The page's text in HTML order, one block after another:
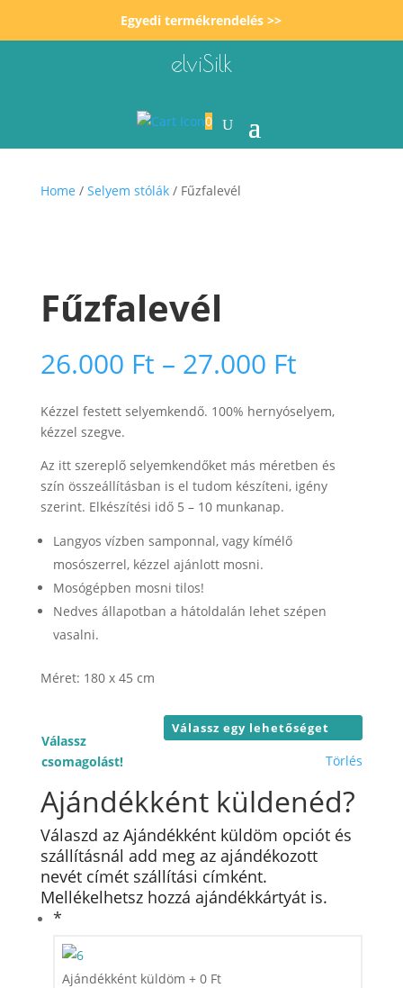
Egyedi termékrendelés >>
elviSilk
0
Home / Selyem stólák/ Fűzfalevél
Fűzfalevél
26.000 Ft – 27.000 Ft
26.000
-
27.000
Kézzel festett selyemkendő. 100% hernyóselyem,
kézzel szegve.
Az itt szereplő selyemkendőket más méretben és
szín összeállításban is el tudom készíteni, igény
szerint. Elkészítési idő 5 – 10 munkanap.
Langyos vízben samponnal, vagy kímélő
mosószerrel, kézzel ajánlott mosni.
Mosógépben mosni tilos!
Nedves állapotban a hátoldalán lehet szépen
vasalni.
Méret: 180 x 45 cm
Válassz
csomagolást!
Törlés
Ajándékként küldenéd?
Válaszd az Ajándékként küldöm opciót és
szállításnál add meg az ajándékozott
nevét címét szállítási címként.
Mellékelhetsz hozzá ajándékkártyát is.
*
Ajándékként küldöm + 0 Ft